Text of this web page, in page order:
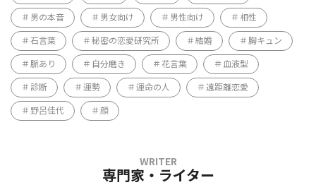
男の本音 男女向け 男性向け 相性
石言葉 秘密の恋愛研究所 結婚 胸キュン
脈あり 自分磨き 花言葉 血液型
診断 運勢 運命の人 遠距離恋愛
野呂佳代 顔
専門家・ライター